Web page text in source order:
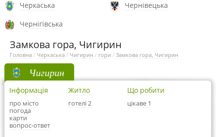
Черкаська
Чернівецька
Чернігівська
Замкова гора, Чигирин
Головна / Черкаська / Чигирин / гори / Замкова гора, Чигирин
Чигирин
Інформація
про місто
погода
карти
вопрос-ответ
Житло
готелі 2
Що робити
цікаве 1